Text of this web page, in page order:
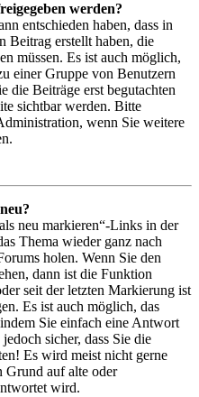
werden?
entschieden haben, dass in
Beitrag erstellt haben, die
müssen. Es ist auch möglich,
einer Gruppe von Benutzern
die Beiträge erst begutachten
sichtbar werden. Bitte
wenn Sie weitere
neu markieren“-Links in der
Thema wieder ganz nach
holen. Wenn Sie den
dann ist die Funktion
seit der letzten Markierung ist
Es ist auch möglich, das
Sie einfach eine Antwort
sicher, dass Sie die
Es wird meist nicht gerne
Grund auf alte oder
wird.